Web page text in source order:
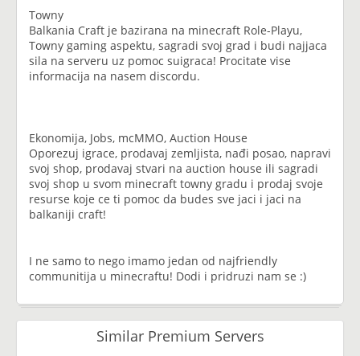
Towny
Balkania Craft je bazirana na minecraft Role-Playu,
Towny gaming aspektu, sagradi svoj grad i budi najjaca
sila na serveru uz pomoc suigraca! Procitate vise
informacija na nasem discordu.
Ekonomija, Jobs, mcMMO, Auction House
Oporezuj igrace, prodavaj zemljista, nađi posao, napravi
svoj shop, prodavaj stvari na auction house ili sagradi
svoj shop u svom minecraft towny gradu i prodaj svoje
resurse koje ce ti pomoc da budes sve jaci i jaci na
balkaniji craft!
I ne samo to nego imamo jedan od najfriendly
communitija u minecraftu! Dodi i pridruzi nam se :)
Similar Premium Servers